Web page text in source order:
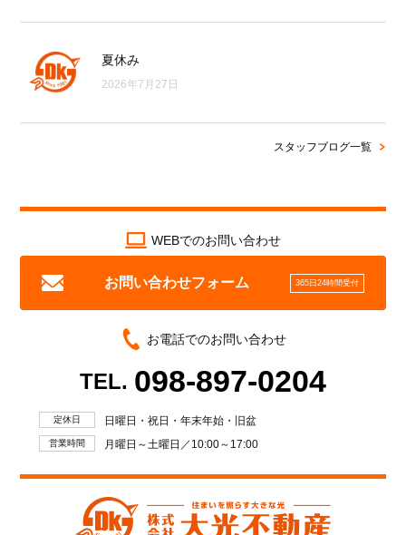
夏休み
2026年7月27日
スタッフブログ一覧
WEBでのお問い合わせ
お問い合わせフォーム 365日24時間受付
お電話でのお問い合わせ
TEL. 098-897-0204
定休日 日曜日・祝日・年末年始・旧盆
営業時間 月曜日～土曜日／10:00～17:00